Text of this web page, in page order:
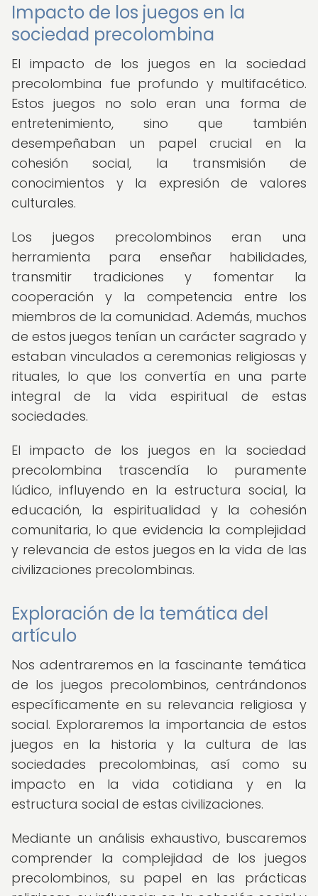
Impacto de los juegos en la
sociedad precolombina
El impacto de los juegos en la sociedad
precolombina fue profundo y multifacético.
Estos juegos no solo eran una forma de
entretenimiento, sino que también
desempeñaban un papel crucial en la
cohesión social, la transmisión de
conocimientos y la expresión de valores
culturales.
Los juegos precolombinos eran una
herramienta para enseñar habilidades,
transmitir tradiciones y fomentar la
cooperación y la competencia entre los
miembros de la comunidad. Además, muchos
de estos juegos tenían un carácter sagrado y
estaban vinculados a ceremonias religiosas y
rituales, lo que los convertía en una parte
integral de la vida espiritual de estas
sociedades.
El impacto de los juegos en la sociedad
precolombina trascendía lo puramente
lúdico, influyendo en la estructura social, la
educación, la espiritualidad y la cohesión
comunitaria, lo que evidencia la complejidad
y relevancia de estos juegos en la vida de las
civilizaciones precolombinas.
Exploración de la temática del
artículo
Nos adentraremos en la fascinante temática
de los juegos precolombinos, centrándonos
específicamente en su relevancia religiosa y
social. Exploraremos la importancia de estos
juegos en la historia y la cultura de las
sociedades precolombinas, así como su
impacto en la vida cotidiana y en la
estructura social de estas civilizaciones.
Mediante un análisis exhaustivo, buscaremos
comprender la complejidad de los juegos
precolombinos, su papel en las prácticas